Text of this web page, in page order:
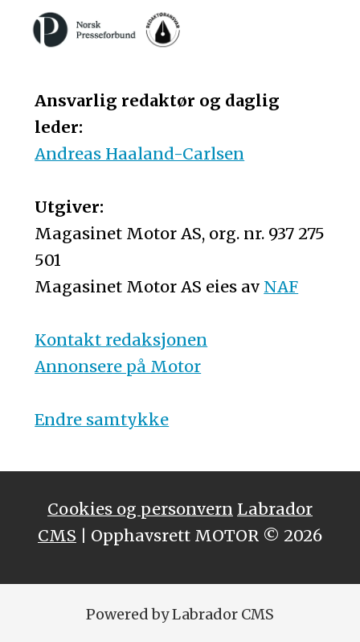
Ansvarlig redaktør og daglig
leder:
Andreas Haaland-Carlsen
Utgiver:
Magasinet Motor AS, org. nr. 937 275
501
Magasinet Motor AS eies av NAF
Kontakt redaksjonen
Annonsere på Motor
Endre samtykke
Cookies og personvern Labrador
CMS | Opphavsrett MOTOR © 2026
Powered by Labrador CMS